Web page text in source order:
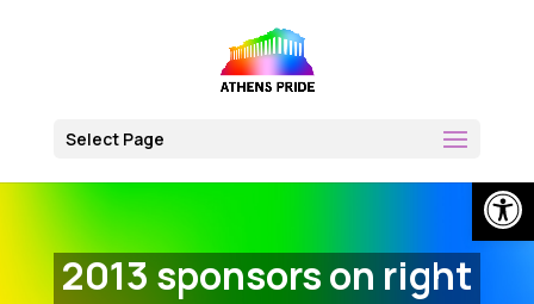
Select Page
2013 sponsors on right